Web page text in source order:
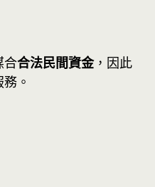
合合法民間資金，因此
。